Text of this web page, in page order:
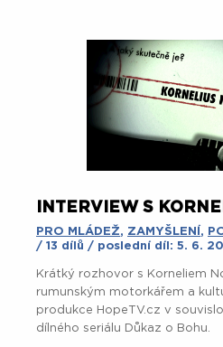
INTERVIEW S
PRO MLÁDEŽ, ZAMYŠLENÍ ,
/ 13 dílů / poslední díl: 5. 6.
Krátký rozhovor s Korneliem
rumunským motorkářem a
produkce HopeTV.cz v
dílného seriálu Důkaz o Bohu.